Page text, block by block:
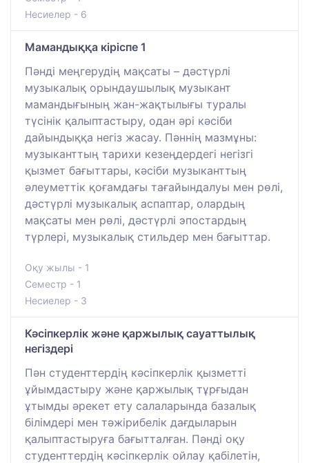
Несиелер - 6
Мамандыққа кіріспе 1
Пәнді меңгерудің мақсаты – дәстүрлі
музыкалық орындаушылық музыкант
мамандығының жан-жақтылығы туралы
түсінік қалыптастыру, одан әрі кәсіби
дайындыққа негіз жасау. Пәннің мазмұны:
музыканттың тарихи кезеңдердегі негізгі
қызмет бағыттары, кәсіби музыканттың
әлеуметтік қоғамдағы тағайындалуы мен рөлі,
дәстүрлі музыкалық аспаптар, олардың
мақсаты мен рөлі, дәстүрлі эпостардың
түрлері, музыкалық стильдер мен бағыттар.
Оқу жылы - 1
Семестр - 1
Несиелер - 3
Кәсіпкерлік және қаржылық сауаттылық
негіздері
Пән студенттердің кәсіпкерлік қызметті
ұйымдастыру және қаржылық тұрғыдан
ұтымды әрекет ету салаларында базалық
білімдері мен тәжірибелік дағдыларын
қалыптастыруға бағытталған. Пәнді оқу
студенттердің кәсіпкерлік ойлау қабілетін,